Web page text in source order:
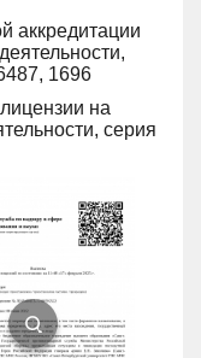
аккредитации
1696
на
серия